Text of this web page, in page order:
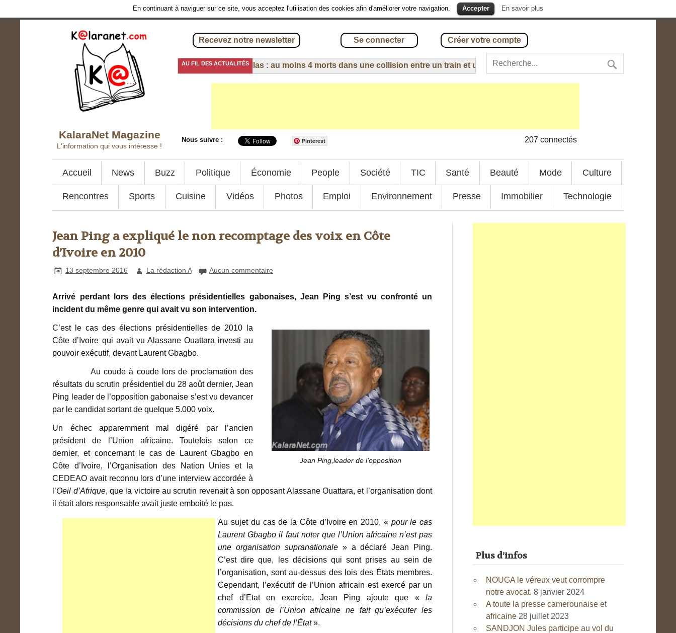
En continuant à naviguer sur ce site, vous acceptez l'utilisation des cookies afin d'améliorer votre navigation. Accepter En savoir plus
KalaraNet Magazine
L'information qui vous intéresse !
Recevez notre newsletter Se connecter Créer votre compte
AU FIL DES ACTUALITÉS
15 décembre 2017-Millas : au moins 4 morts dans une collision entre un train et un bus scolaire---22 juillet 2016 Charles Kinsey, un
Nous suivre : Pinterest 207 connectés
Accueil News Buzz Politique Économie People Société TIC Santé Beauté Mode Culture
Rencontres Sports Cuisine Vidéos Photos Emploi Environnement Presse Immobilier Technologie
Jean Ping a expliqué le non recomptage des voix en Côte
d’Ivoire en 2010
13 septembre 2016 La rédaction A Aucun commentaire
Arrivé perdant lors des élections présidentielles gabonaises, Jean Ping s’est vu confronté un
incident du même genre qui avait vu son intervention.
Jean Ping,leader de l’opposition
C’est le cas des élections présidentielles de 2010 la
Côte d’Ivoire qui avait vu Alassane Ouattara investi au
pouvoir exécutif, devant Laurent Gbagbo.
Au coude à coude lors de proclamation des
résultats du scrutin présidentiel du 28 août dernier, Jean
Ping leader de l’opposition gabonaise s’est vu devancer
par le candidat sortant de quelque 5.000 voix.
Un échec apparemment mal digéré par l’ancien
président de l’Union africaine. Toutefois selon ce
dernier, et concernant le cas de Laurent Gbagbo en
Côte d’Ivoire, l’Organisation des Nation Unies et la
CEDEAO avait reconnu lors d’une interview accordée à
l’Oeil d’Afrique, que la victoire au scrutin revenait à son opposant Alassane Ouattara, et l’organisation dont
il était alors responsable avait juste emboité le pas.
Au sujet du cas de la Côte d’Ivoire en 2010, « pour le cas
Laurent Gbagbo il faut noter que l’Union africaine n’est pas
une organisation supranationale» a déclaré Jean Ping.
C’est dire que, les décisions qui sont prises au sein de
l’organisation, sont au-dessus des lois des États membres.
Cependant, l’exécutif de l’Union africain est exercé par un
chef d’Etat en exercice, Jean Ping ajoute que «la
commission de l’Union africaine ne fait qu’exécuter les
décisions du chef de l’État».
Plus d’infos
NOUGA le véreux veut corrompre
notre avocat. 8 janvier 2024
A toute la presse camerounaise et
africaine 28 juillet 2023
SANDJON Jules participe au vol du